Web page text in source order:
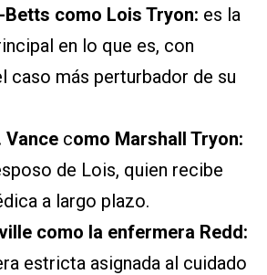
Betts como Lois Tryon: es la
en lo que es, con
caso más perturbador de su
Vance como Marshall Tryon:
de Lois, quien recibe
a largo plazo.
como la enfermera Redd:
estricta asignada al cuidado